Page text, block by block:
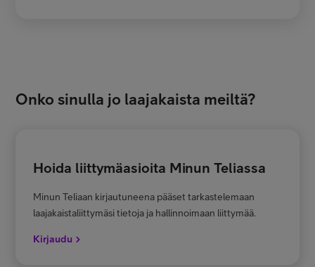
Onko sinulla jo laajakaista meiltä?
Hoida liittymäasioita Minun Teliassa
Minun Teliaan kirjautuneena pääset tarkastelemaan
laajakaistaliittymäsi tietoja ja hallinnoimaan liittymää.
Kirjaudu